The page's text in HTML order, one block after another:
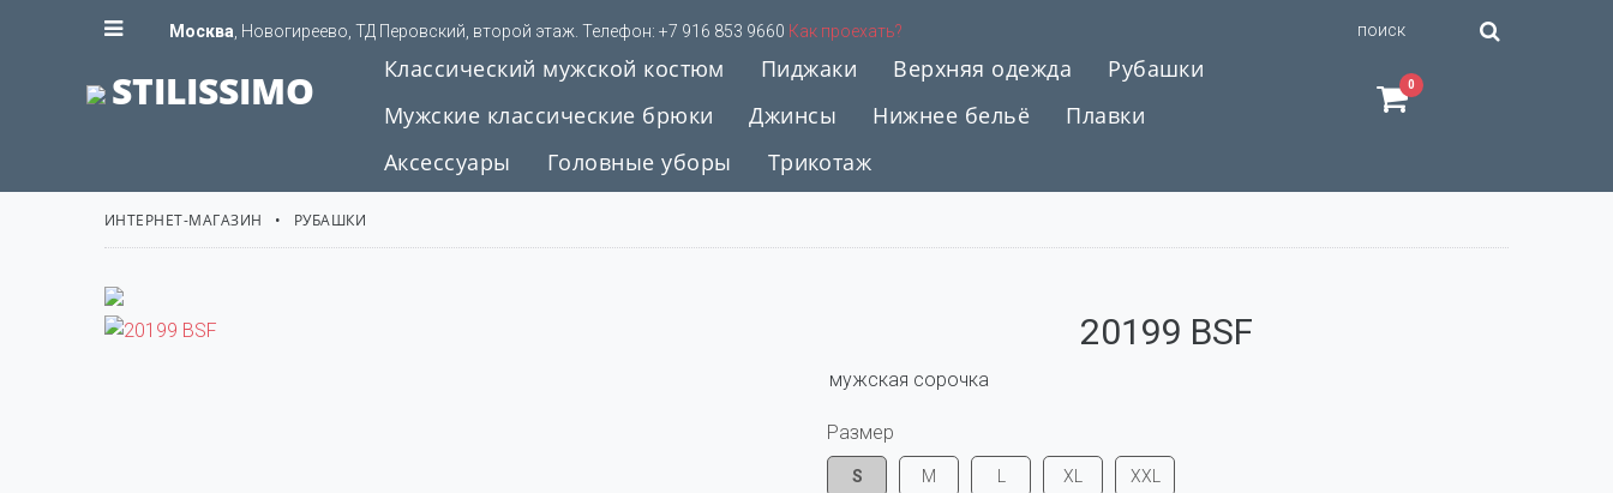
Москва , Новогиреево, ТД Перовский, второй этаж. Телефон: +7 916 853 9660 Как проехать?
STILISSIMO Классический мужской костюм Пиджаки Верхняя одежда
Рубашки
Мужские классические брюки
Джинсы Нижнее бельё
Плавки
Аксессуары
Головные уборы Трикотаж
0
ИНТЕРНЕТ-МАГАЗИН РУБАШКИ
20199 BSF
мужская сорочка
Размер
S M XL XXL